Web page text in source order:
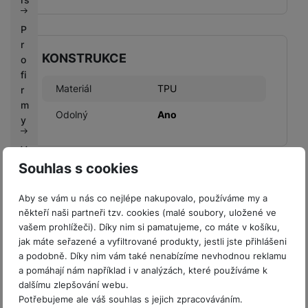
Souhlas s cookies
Aby se vám u nás co nejlépe nakupovalo, používáme my a
někteří naši partneři tzv. cookies (malé soubory, uložené ve
vašem prohlížeči). Díky nim si pamatujeme, co máte v košíku,
jak máte seřazené a vyfiltrované produkty, jestli jste přihlášeni
a podobně. Díky nim vám také nenabízíme nevhodnou reklamu
a pomáhají nám například i v analýzách, které používáme k
dalšímu zlepšování webu.
Potřebujeme ale váš souhlas s jejich zpracováváním.
P
r
o
fi
r
m
y
V
ý
u
p
n
í
b
o
n
u
KONSTRUKCE
Materiál TPU
Odolný Ano
BALENÍ
Hmotnost balení 60 g
Délka balení 1,5 CM
Šířka balení 9 CM
Výška balení 18,9 CM